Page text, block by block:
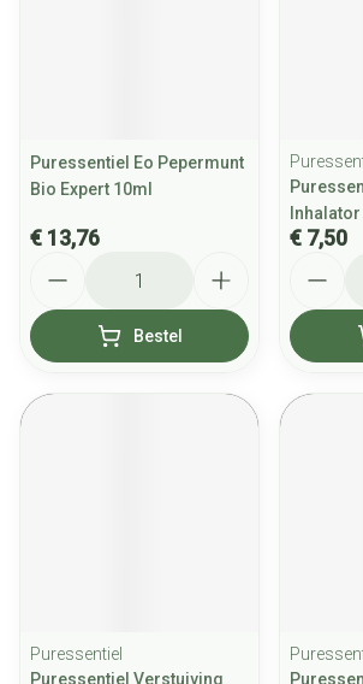
Puressentiel Eo Pepermunt
Bio Expert 10ml
€ 13,76
Bestel
€ 7,50
Puressentiel
Puressentiel Verstuiving